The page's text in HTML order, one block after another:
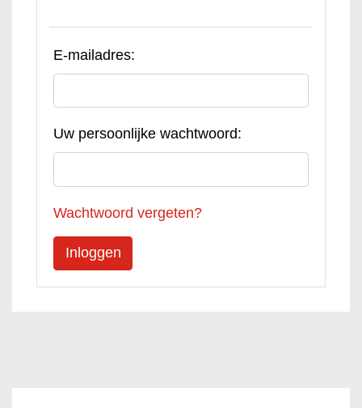
E-mailadres:
Uw persoonlijke wachtwoord:
Wachtwoord vergeten?